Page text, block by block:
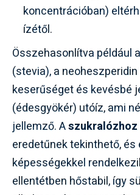
koncentrációban)
ízétől.
Összehasonlítva például a
(stevia), a
keserűséget és kevésbé
(édesgyökér) utóíz, ami
jellemző. Aszukralózhoz
eredetűnek tekinthető,
képességekkel
ellentétben hőstabil, így